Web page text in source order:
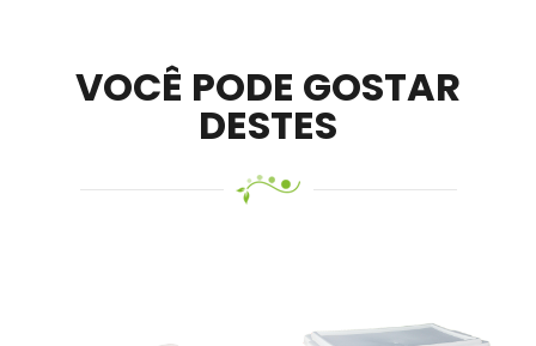
VOCÊ PODE GOSTAR
DESTES